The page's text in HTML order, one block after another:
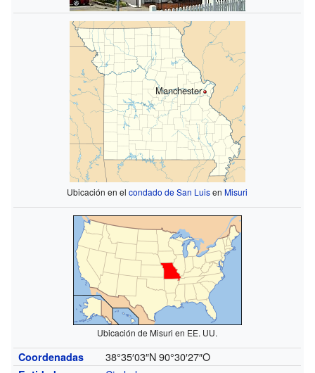
Manchester
Ubicación en elcondado de San LuisenMisuri
Ubicación de Misuri en EE. UU.
Coordenadas 38°35′03″N 90°30′27″O